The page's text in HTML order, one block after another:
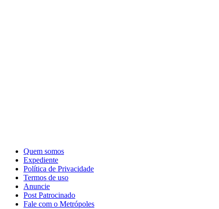
Quem somos
Expediente
Política de Privacidade
Termos de uso
Anuncie
Post Patrocinado
Fale com o Metrópoles